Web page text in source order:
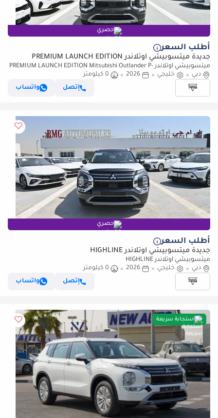
حصري
أطلب السعر
جديدة ميتسوبيشي آوتلاندر PREMIUM LAUNCH EDITION
ميتسوبيشي آوتلاندر PREMIUM LAUNCH EDITION Mitsubishi Outlander P-
Line, 2.5L Petrol 4WD, Model 2026, Color Black
دبي خليجي 2026
0 كيلومتر
إتصل
واتساب
حصري
أطلب السعر
جديدة ميتسوبيشي آوتلاندر HIGHLINE
ميتسوبيشي آوتلاندر HIGHLINE
دبي
خليجي 2026
0 كيلومتر
إتصل
واتساب
استجابة سريعة